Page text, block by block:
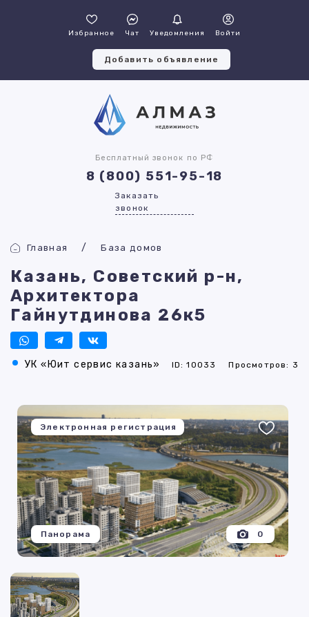
Избранное Чат Уведомления Войти
Добавить объявление
Бесплатный звонок по РФ
8 (800) 551-95-18
Заказать
звонок
Главная База домов
Казань, Советский р-н,
Архитектора
Гайнутдинова 26к5
УК «Юит сервис казань» ID: 10033 Просмотров: 3
Электронная регистрация
0
Панорама